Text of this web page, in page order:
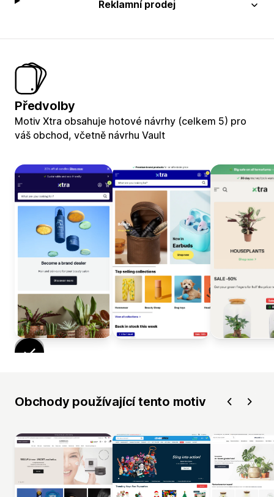
Reklamní prodej
Předvolby
Motiv Xtra obsahuje hotové návrhy (celkem 5) pro
váš obchod, včetně návrhu Vault
Obchody používající tento motiv